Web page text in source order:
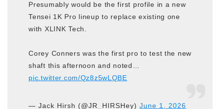
Presumably would be the first profile in a new
Tensei 1K Pro lineup to replace existing one
with XLINK Tech.
Corey Conners was the first pro to test the new
shaft this afternoon and noted…
pic.twitter.com/Qz8z5wLQBE
— Jack Hirsh (@JR_HIRSHey)June 1, 2026